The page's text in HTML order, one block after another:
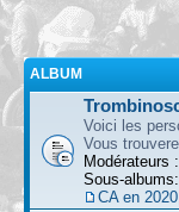
ALBUM
Voici les
Vous
Modérateurs :
Sous-albums:
CA en 2020